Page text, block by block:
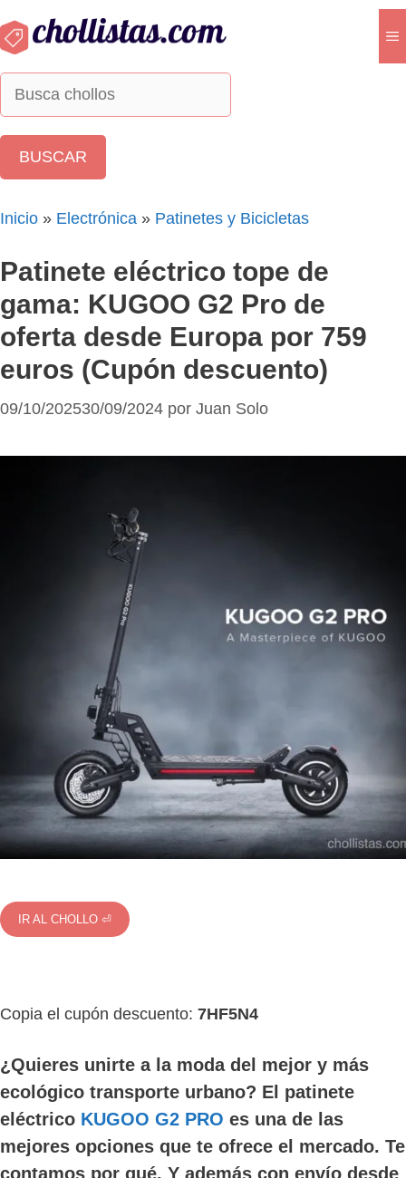
al
contenido
Inicio » Electrónica » Patinetes y Bicicletas
Patinete eléctrico tope de
gama: KUGOO G2 Pro de
oferta desde Europa por 759
euros (Cupón descuento)
09/10/202530/09/2024 por Juan Solo
IR AL CHOLLO ⏎
Copia el cupón descuento: 7HF5N4
¿Quieres unirte a la moda del mejor y más
ecológico transporte urbano? El patinete
eléctrico KUGOO G2 PRO es una de las
mejores opciones que te ofrece el mercado. Te
contamos por qué. Y además con envío desde